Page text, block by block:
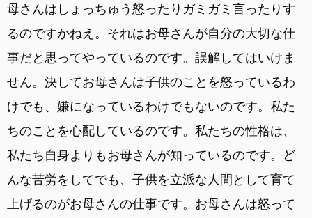
母さんはしょっちゅう怒ったりガミガミ言ったりす
るのですかねえ。それはお母さんが自分の大切な仕
事だと思ってやっているのです。誤解してはいけま
せん。決してお母さんは子供のことを怒っているわ
けでも、嫌になっているわけでもないのです。私た
ちのことを心配しているのです。私たちの性格は、
私たち自身よりもお母さんが知っているのです。ど
んな苦労をしてでも、子供を立派な人間として育て
上げるのがお母さんの仕事です。お母さんは怒って